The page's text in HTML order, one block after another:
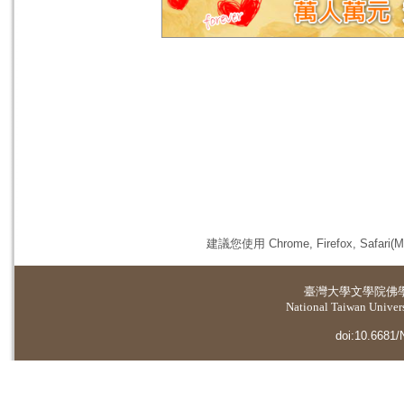
建議您使用 Chrome, Firefox,
臺灣大學文學院佛
National Taiwan
doi:10.6681/